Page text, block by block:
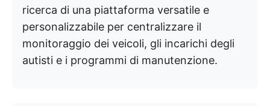
ricerca di una piattaforma versatile e
personalizzabile per centralizzare il
monitoraggio dei veicoli, gli incarichi degli
autisti e i programmi di manutenzione.